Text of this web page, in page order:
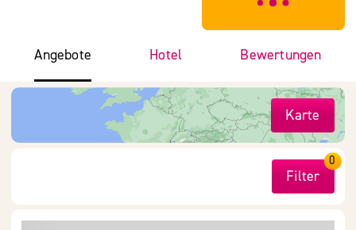
Angebote Hotel Bewertungen
Karte
Filter
0